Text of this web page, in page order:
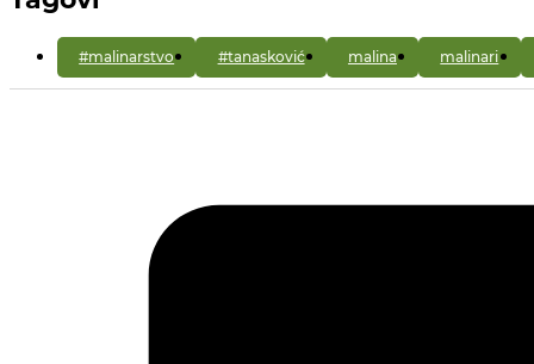
#malinarstvo #tanasković malina malinari